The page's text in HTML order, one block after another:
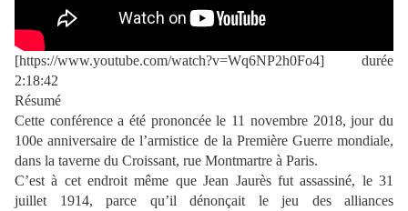
[https://www.youtube.com/watch?v=Wq6NP2h0Fo4] durée
2:18:42
Résumé
Cette conférence a été prononcée le 11 novembre 2018, jour du
100e anniversaire de l’armistice de la Première Guerre mondiale,
dans la taverne du Croissant, rue Montmartre à Paris.
C’est à cet endroit même que Jean Jaurès fut assassiné, le 31
juillet 1914, parce qu’il dénonçait le jeu des alliances